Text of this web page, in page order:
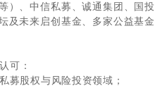
）、中信私募、诚通集团、国投
及未来启创基金、多家公益基金
可：
股权与风险投资领域；